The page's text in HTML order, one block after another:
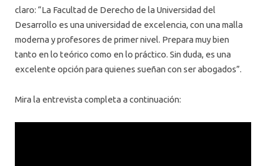
claro: “La Facultad de Derecho de la Universidad del
Desarrollo es una universidad de excelencia, con una malla
moderna y profesores de primer nivel. Prepara muy bien
tanto en lo teórico como en lo práctico. Sin duda, es una
excelente opción para quienes sueñan con ser abogados”.
Mira la entrevista completa a continuación: